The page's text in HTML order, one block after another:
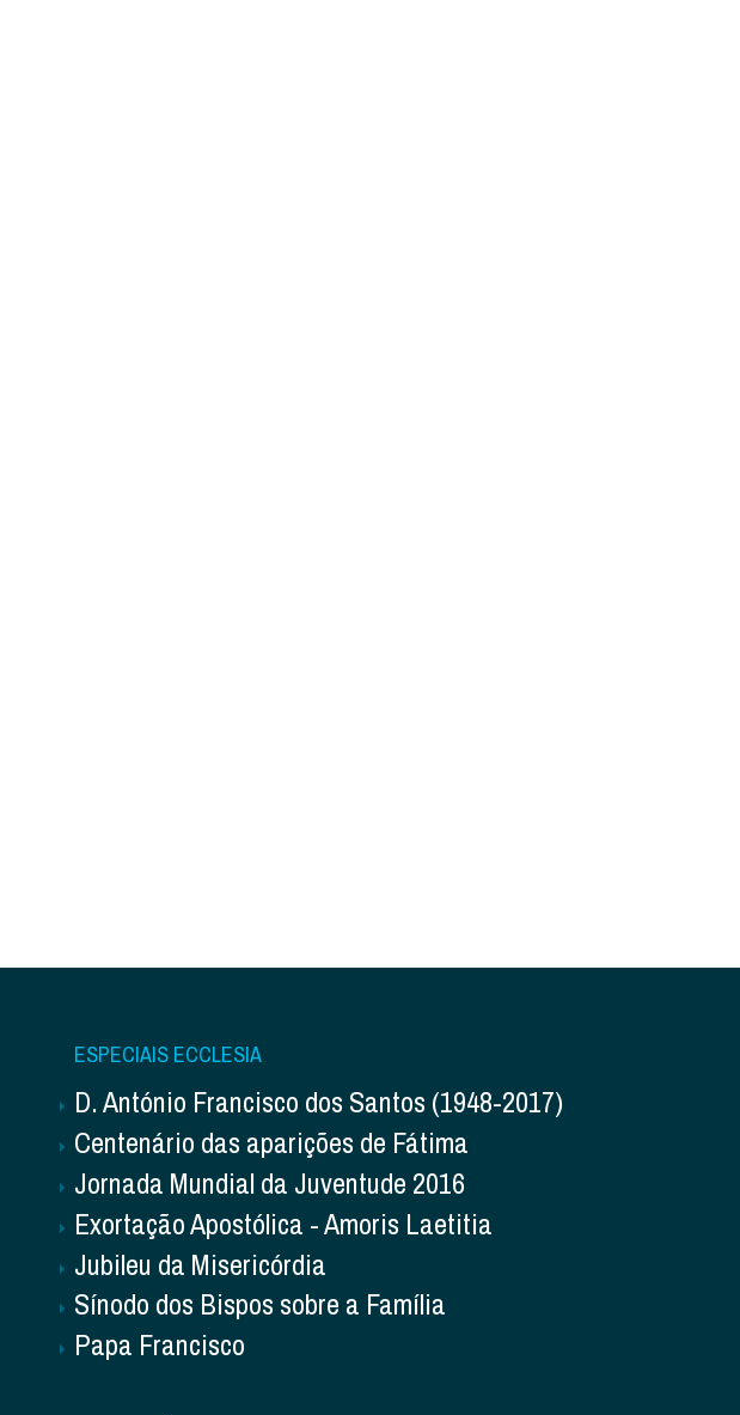
ESPECIAIS ECCLESIA
D. António Francisco dos Santos (1948-2017)
Centenário das aparições de Fátima
Jornada Mundial da Juventude 2016
Exortação Apostólica - Amoris Laetitia
Jubileu da Misericórdia
Sínodo dos Bispos sobre a Família
Papa Francisco